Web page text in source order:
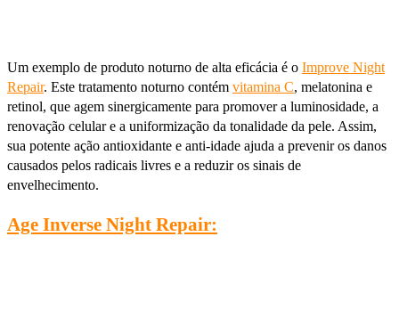
Um exemplo de produto noturno de alta eficácia é o Improve Night
Repair. Este tratamento noturno contém vitamina C, melatonina e
retinol, que agem sinergicamente para promover a luminosidade, a
renovação celular e a uniformização da tonalidade da pele. Assim,
sua potente ação antioxidante e anti-idade ajuda a prevenir os danos
causados pelos radicais livres e a reduzir os sinais de
envelhecimento.
Age Inverse Night Repair: